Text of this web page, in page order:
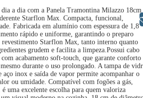
dia a dia com a Panela Tramontina Milazzo 18cm
Starflon Max. Compacta, funcional,
Fabricada em alumínio com espessura de 1,8
rápido e uniforme, garantindo o preparo
revestimento Starflon Max, tanto interno quanto
grudem e facilita a limpeza.Possui cabo
acabamento soft-touch, que garante conforto
durante o uso prolongado. A tampa de
aço inox e saída de vapor permite acompanhar o
ou umidade. Compatível com fogões a gás,
uma excelente escolha para quem valoriza
Libras